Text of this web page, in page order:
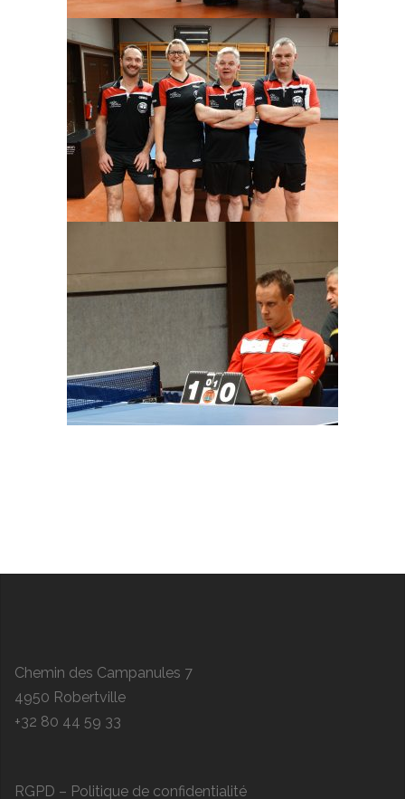
Chemin des Campanules 7
4950 Robertville
+32 80 44 59 33
RGPD – Politique de confidentialité